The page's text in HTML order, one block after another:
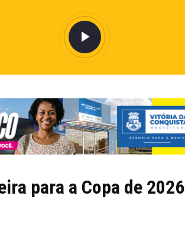
para a Copa de 2026